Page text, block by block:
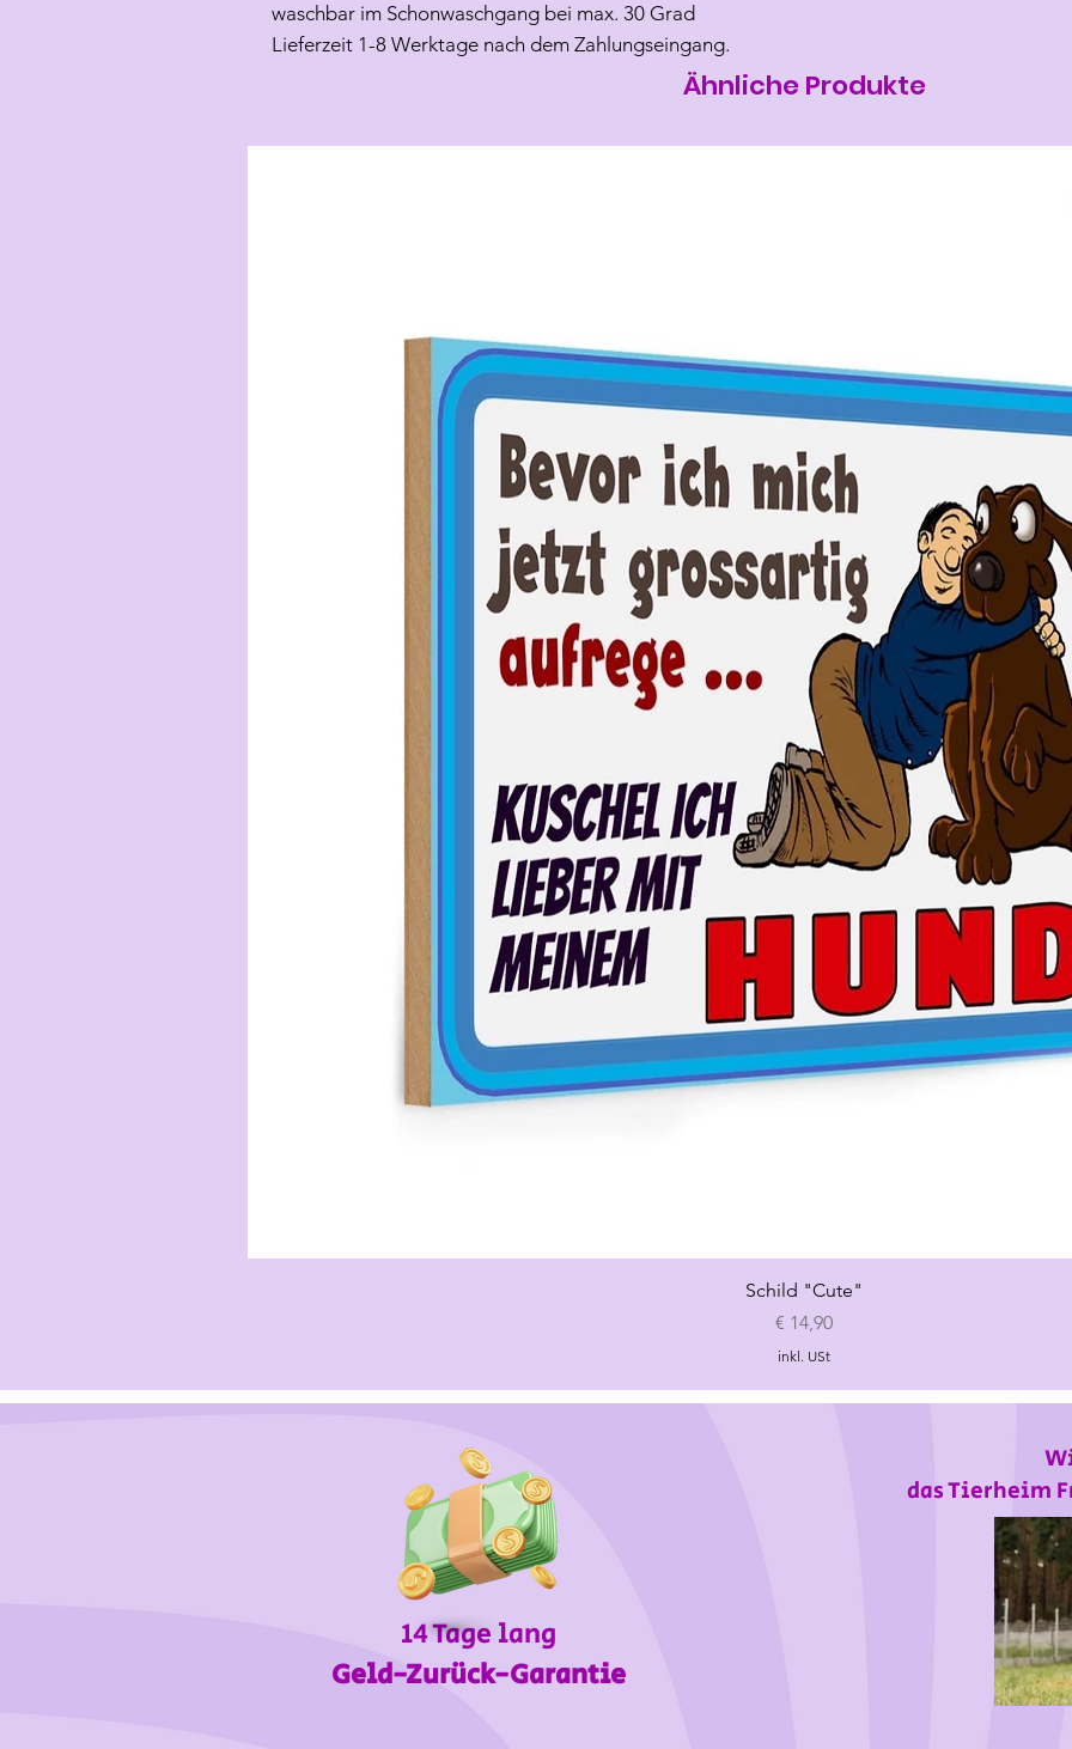
waschbar im Schonwaschgang bei max. 30 Grad
Lieferzeit 1-8 Werktage nach dem Zahlungseingang.
Ähnliche Produkte
Schnellansicht
Schild "Cute"
Preis
€ 14,90
inkl. USt
14 Tage lang
Geld-Zurück-Garantie
das Tierheim